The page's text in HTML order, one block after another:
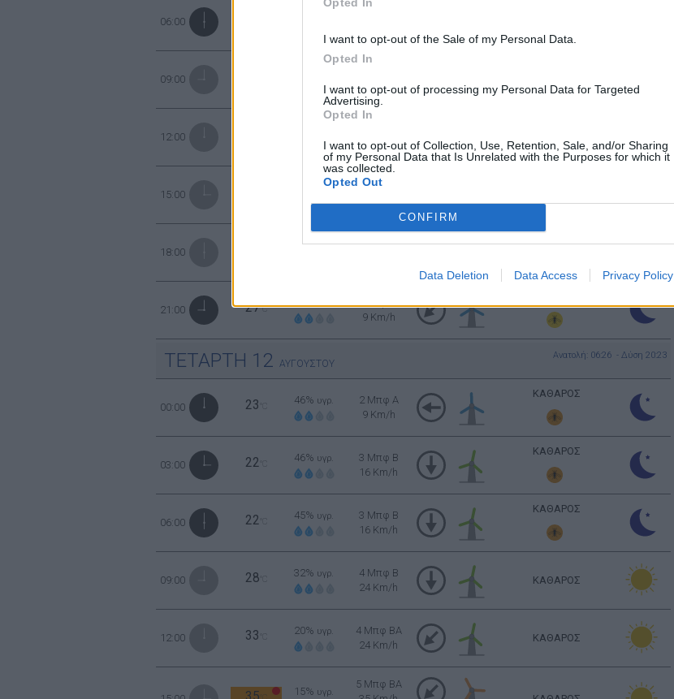
I want to opt-out of the Sale of my Personal Data.
Opted In
I want to opt-out of processing my Personal Data for Targeted
Advertising.
Opted In
I want to opt-out of Collection, Use, Retention, Sale, and/or Sharing
of my Personal Data that Is Unrelated with the Purposes for which it
was collected.
Opted Out
CONFIRM
Data Deletion Data Access Privacy Policy
06:00
09:00
16 Km/h
12:00
24 Km/h
15:00
υγρ.
4 Μπφ BA
24 Km/h
18:00
23%υγρ.
4 Μπφ BA
21:00 27°C
44%υγρ.
2 Μπφ BA
9 Km/h
ΤΕΤΑΡΤΗ 12 ΑΥΓΟΥΣΤΟΥ
Ανατολή: 06:26 - Δύση 20:23
00:00 23 46% υγρ.
2 Μπφ Α
9 Km/h
ΚΑΘΑΡΟΣ
03:00 22 46% υγρ.
3 Μπφ B
16 Km/h
ΚΑΘΑΡΟΣ
06:00 22 45% υγρ.
3 Μπφ B
16 Km/h
ΚΑΘΑΡΟΣ
09:00 28 32% υγρ.
4 Μπφ B
24 Km/h
ΚΑΘΑΡΟΣ
12:00 33 20% υγρ.
4 Μπφ BA
24 Km/h
ΚΑΘΑΡΟΣ
15% υγρ.
5 Μπφ BA